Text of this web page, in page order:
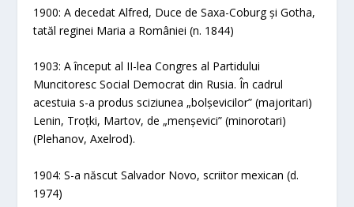
1900: A decedat Alfred, Duce de Saxa-Coburg și Gotha,
tatăl reginei Maria a României (n. 1844)
1903: A început al II-lea Congres al Partidului
Muncitoresc Social Democrat din Rusia. În cadrul
acestuia s-a produs sciziunea „bolșevicilor” (majoritari)
Lenin, Troțki, Martov, de „menșevici” (minorotari)
(Plehanov, Axelrod).
1904: S-a născut Salvador Novo, scriitor mexican (d.
1974)